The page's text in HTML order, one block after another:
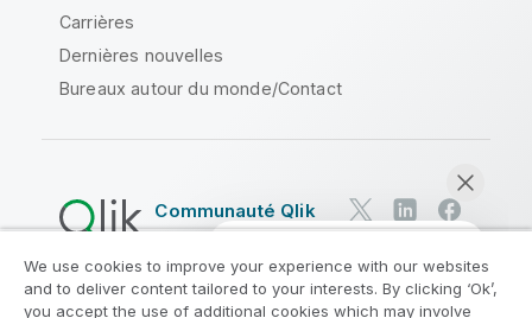
Carrières
Dernières nouvelles
Bureaux autour du monde/Contact
Communauté Qlik
Contrats juridiques
Conditions d'utilisation des produits
We use cookies to improve your experience with our websites
and to deliver content tailored to your interests. By clicking ‘Ok’,
you accept the use of additional cookies which may involve